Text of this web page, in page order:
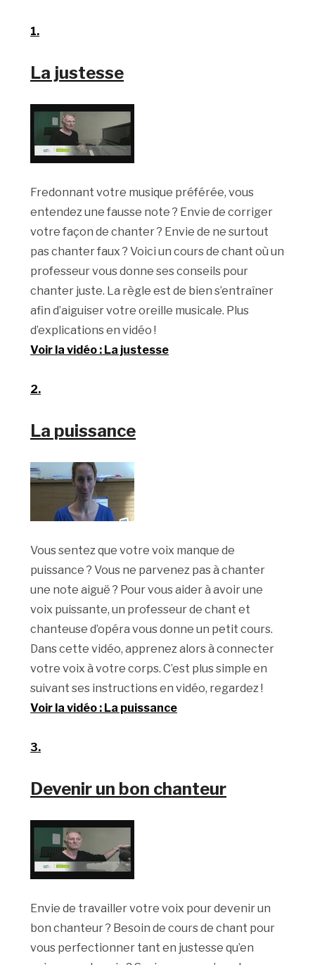
1.
La justesse
Fredonnant votre musique préférée, vous
entendez une fausse note ? Envie de corriger
votre façon de chanter ? Envie de ne surtout
pas chanter faux ? Voici un cours de chant où un
professeur vous donne ses conseils pour
chanter juste. La règle est de bien s’entraîner
afin d’aiguiser votre oreille musicale. Plus
d’explications en vidéo !
Voir la vidéo : La justesse
2.
La puissance
Vous sentez que votre voix manque de
puissance ? Vous ne parvenez pas à chanter
une note aiguë ? Pour vous aider à avoir une
voix puissante, un professeur de chant et
chanteuse d’opéra vous donne un petit cours.
Dans cette vidéo, apprenez alors à connecter
votre voix à votre corps. C’est plus simple en
suivant ses instructions en vidéo, regardez !
Voir la vidéo : La puissance
3.
Devenir un bon chanteur
Envie de travailler votre voix pour devenir un
bon chanteur ? Besoin de cours de chant pour
vous perfectionner tant en justesse qu’en